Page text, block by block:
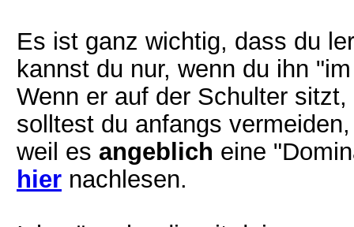
Es ist ganz wichtig, dass du
kannst du nur, wenn du ihn
Wenn er auf der Schulter
solltest du anfangs
weil es angeblich eine
hier nachlesen.